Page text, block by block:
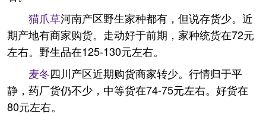
猫爪草河南产区野生家种都有，但说存货少。近
期产地有商家购货。走动好于前期，家种统货在72元
左右。野生品在125-130元左右。
麦冬四川产区近期购货商家转少。行情归于平
静，药厂货仍不少，中等货在74-75元左右。好货在
80元左右。